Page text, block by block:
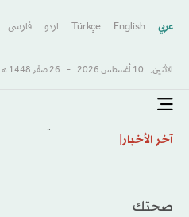
عربي English
Türkçe اردو فارسى
الاثنين, 10 أغسطس 2026 - 26 صفَر 1448 هـ
آخر الأخبار
صحتك